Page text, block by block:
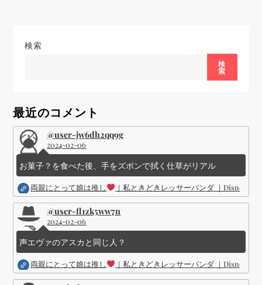
ー
ョ
ン
検索
検
索
最近のコメント
@user-jw6dh2qq9g
2024-02-06
お菓子？を食べた後、手をズボンで拭く仕草がリアル
両親にとって娘は推し ｜私ときどきレッサーパンダ ｜Disney (
@user-fl1zk5ww7n
2024-02-06
声エヴァのアスカと同じ人？
両親にとって娘は推し ｜私ときどきレッサーパンダ ｜Disney (